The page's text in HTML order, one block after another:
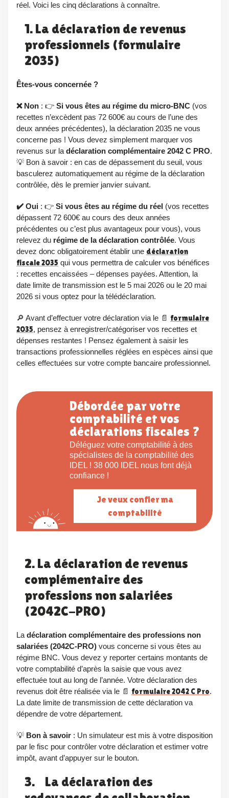
réel. Voici les cinq déclarations à connaître.
1. La déclaration de revenus
professionnels (formulaire
2035)
Êtes-vous concernée ?
❌ Non : 👉 Si vous êtes au régime du micro-BNC (vos
recettes n’excèdent pas 72 600€ au cours de l’une des
deux années précédentes), la déclaration 2035 ne vous
concerne pas ! Vous devez simplement marquer vos
revenus sur ladéclaration complémentaire 2042 C PRO.
💡 Bon à savoir : en cas de dépassement du seuil, vous
basculerez automatiquement au régime de la déclaration
contrôlée, dès le premier janvier suivant.
✔️ Oui : 👉 Si vous êtes au régime du réel (vos recettes
dépassent 72 600€ au cours des deux années
précédentes ou c’est plus avantageux pour vous), vous
relevez du régime de la déclaration contrôlée. Vous
devez donc obligatoirement établir une déclaration
fiscale 2035 qui vous permettra de calculer vos bénéfices
: recettes encaissées – dépenses payées. Attention, la
date limite de transmission est le 5 mai 2026 ou le 20 mai
2026 si vous optez pour la télédéclaration.
🔎 Avant d’effectuer votre déclaration via le 📄 formulaire
2035, pensez à enregistrer/catégoriser vos recettes et
dépenses restantes ! Pensez également à saisir les
transactions professionnelles réglées en espèces ainsi que
celles effectuées sur votre compte bancaire professionnel.
Débordée par votre
comptabilité et vos
déclarations fiscales ?
Déléguez votre comptabilité à des
spécialistes de la comptabilité des
IDEL ! 38 000 IDEL nous font déjà
confiance !
Je veux confier ma
comptabilité
2. La déclaration de revenus
complémentaire des
professions non salariées
(2042C-PRO)
Ladéclaration complémentaire des professions non
salariées (2042C-PRO) vous concerne si vous êtes au
régime BNC. Vous devez y reporter certains montants de
votre comptabilité d’après la saisie que vous avez
effectuée tout au long de l’année. Votre déclaration des
revenus doit être réalisée via le 📄 formulaire 2042 C Pro.
La date limite de transmission de cette déclaration va
dépendre de votre département.
Bon à savoir : Un simulateur est mis à votre disposition
par le fisc pour contrôler votre déclaration et estimer votre
impôt, avant d’appuyer sur le bouton.
3. La déclaration des